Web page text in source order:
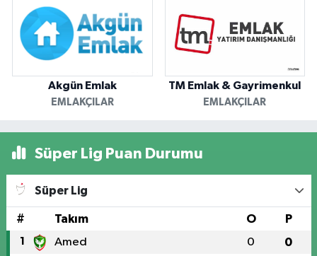
Akgün Emlak
EMLAKÇILAR
TM Emlak & Gayrimenkul
EMLAKÇILAR
Süper Lig Puan Durumu
Süper Lig
# Takım O P
1 Amed 0 0